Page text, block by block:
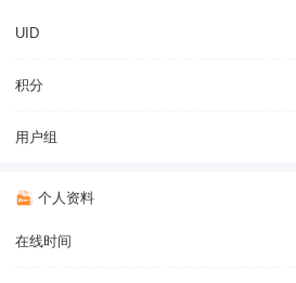
UID
积分
用户组
个人资料
在线时间